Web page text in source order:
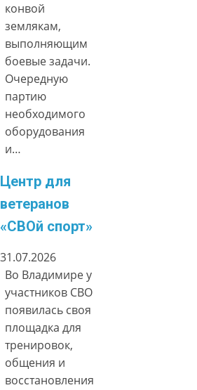
конвой
землякам,
выполняющим
боевые задачи.
Очередную
партию
необходимого
оборудования
и…
Центр для
ветеранов
«СВОй спорт»
31.07.2026
Во Владимире у
участников СВО
появилась своя
площадка для
тренировок,
общения и
восстановления